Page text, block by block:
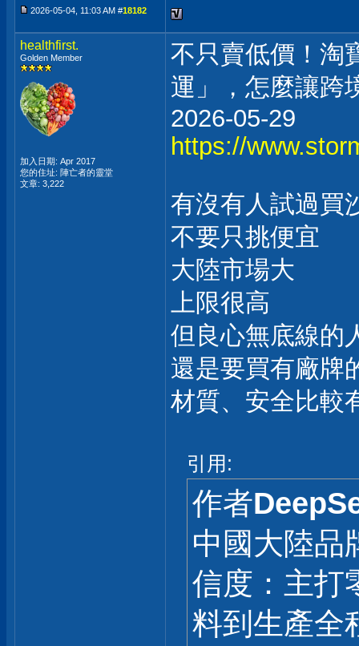
2026-05-04, 11:03 AM #18182
healthfirst.
Golden Member
加入日期: Apr 2017
您的住址: 陣亡者的靈堂
文章: 3,222
不只賣低價！淘
運」，怎麼讓跨
2026-05-29
https://
有沒有人試過買
不要只挑便宜
大陸市場大
上限很高
但良心無底線的
還是要買有廠牌
材質、安全比較
引用:
作者
中國大陸品
信度：主打
料到生產全